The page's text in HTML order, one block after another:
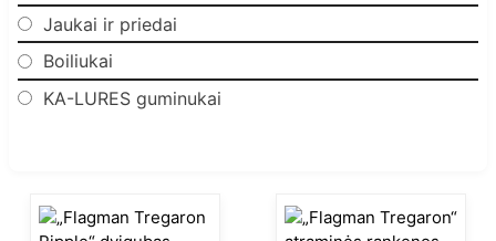
Jaukai ir priedai
Boiliukai
KA-LURES guminukai